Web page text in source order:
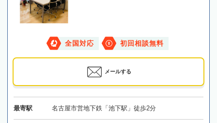
全国対応 初回相談無料
メールする
最寄駅 名古屋市営地下鉄「池下駅」徒歩2分